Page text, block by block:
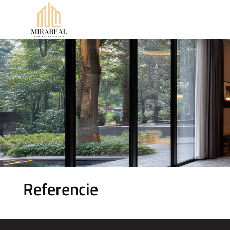
Referencie